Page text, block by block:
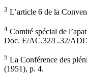
3 L’article 6 de la
4 Comité spécial de
Doc. E/AC.32/L.32/
5 La Conférence des
(1951), p. 4.